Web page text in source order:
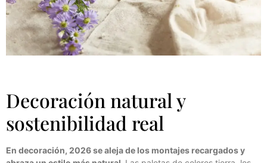
Decoración natural y
sostenibilidad real
En decoración, 2026 se aleja de los montajes recargados y